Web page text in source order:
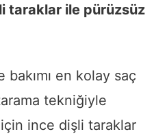
taraklar ile pürüzsüz
en kolay saç
tekniğiyle
için ince dişli taraklar